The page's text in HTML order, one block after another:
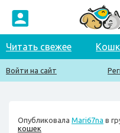
Читать свежее
Войти на сайт
Опубликовала Mari67na в
кошек